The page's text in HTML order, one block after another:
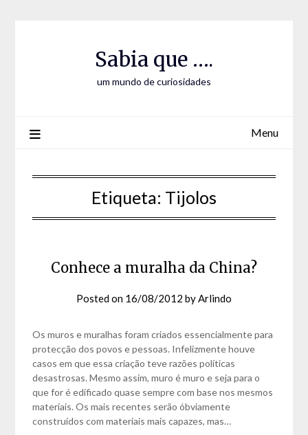
Sabia que ….
um mundo de curiosidades
Menu
Etiqueta: Tijolos
Conhece a muralha da China?
Posted on 16/08/2012 byArlindo
Os muros e muralhas foram criados essencialmente para
protecção dos povos e pessoas. Infelizmente houve
casos em que essa criação teve razões políticas
desastrosas. Mesmo assim, muro é muro e seja para o
que for é edificado quase sempre com base nos mesmos
materiais. Os mais recentes serão óbviamente
construídos com materiais mais capazes, mas…